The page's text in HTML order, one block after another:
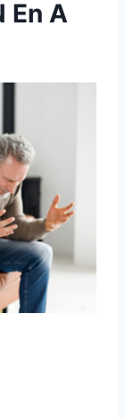
En A